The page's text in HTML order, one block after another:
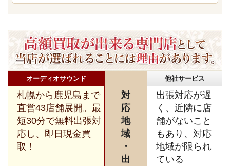
オーディオサウンド 他社サービス
札幌から鹿児島まで
直営43店舗展開。最
短30分で無料出張対
応し、即日現金買
取！
対
応
地
域
・
出
出張対応が遅
く、近隣に店
舗がないこと
もあり、対応
地域が限られ
ている